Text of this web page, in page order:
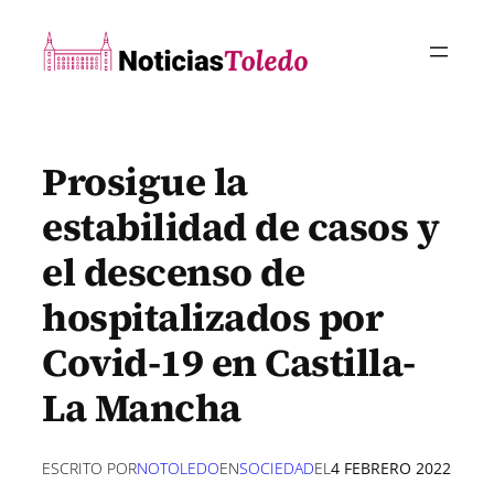
contenido
Prosigue la
estabilidad de casos y
el descenso de
hospitalizados por
Covid-19 en Castilla-
La Mancha
ESCRITO PORNOTOLEDOENSOCIEDADEL4 FEBRERO 2022